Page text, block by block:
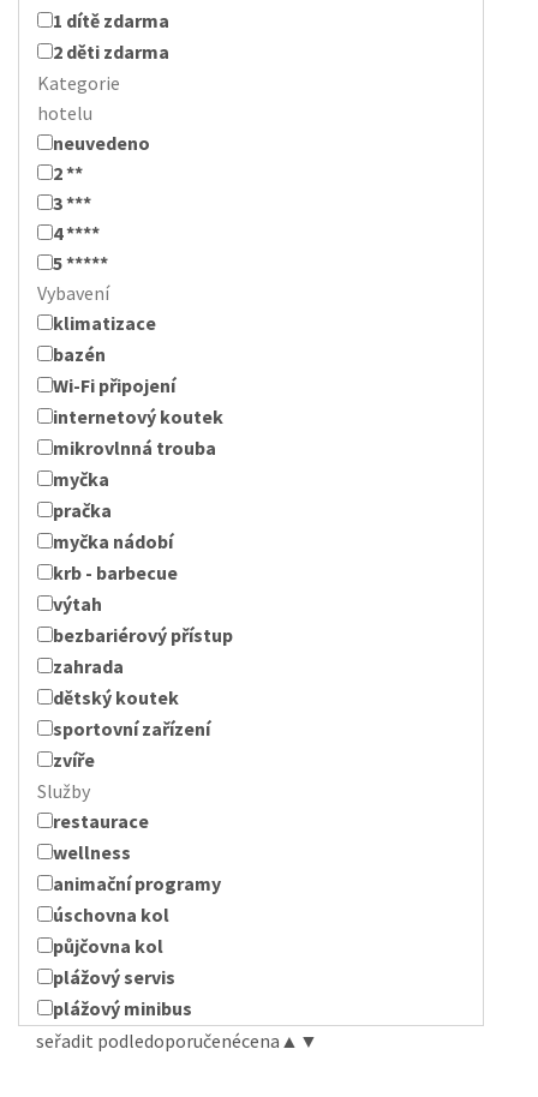
1 dítě zdarma
2 děti zdarma
Kategorie
hotelu
neuvedeno
2 **
3 ***
4 ****
5 *****
Vybavení
klimatizace
bazén
Wi-Fi připojení
internetový koutek
mikrovlnná trouba
myčka
pračka
myčka nádobí
krb - barbecue
výtah
bezbariérový přístup
zahrada
dětský koutek
sportovní zařízení
zvíře
Služby
restaurace
wellness
animační programy
úschovna kol
půjčovna kol
plážový servis
plážový minibus
seřadit podledoporučenécena ▲ ▼